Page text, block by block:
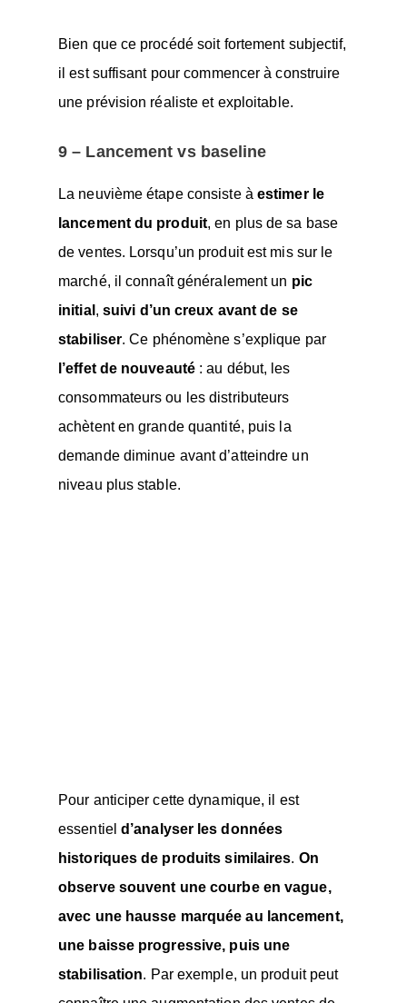
Bien que ce procédé soit fortement subjectif,
il est suffisant pour commencer à construire
une prévision réaliste et exploitable.
9 – Lancement vs baseline
La neuvième étape consiste à estimer le
lancement du produit, en plus de sa base
de ventes. Lorsqu’un produit est mis sur le
marché, il connaît généralement un pic
initial , suivi d’un creux avant de se
stabiliser. Ce phénomène s’explique par
l’effet de nouveauté : au début, les
consommateurs ou les distributeurs
achètent en grande quantité, puis la
demande diminue avant d’atteindre un
niveau plus stable.
Pour anticiper cette dynamique, il est
essentiel d’analyser les données
historiques de produits similaires. On
observe souvent une courbe en vague,
avec une hausse marquée au lancement,
une baisse progressive, puis une
stabilisation. Par exemple, un produit peut